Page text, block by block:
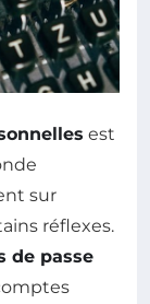
est
sur
réflexes.
de passe